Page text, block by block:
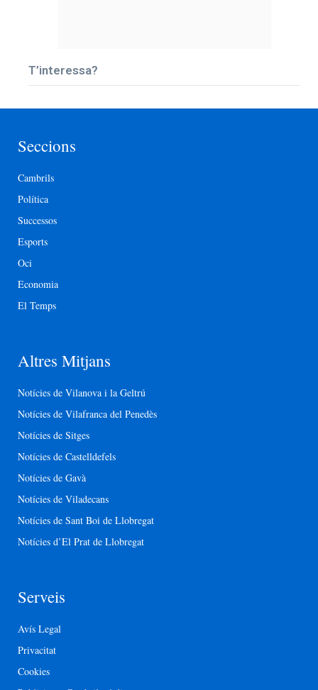
T’interessa?
Seccions
Cambrils
Política
Successos
Esports
Oci
Economia
El Temps
Altres Mitjans
Notícies de Vilanova i la Geltrú
Notícies de Vilafranca del Penedès
Notícies de Sitges
Notícies de Castelldefels
Notícies de Gavà
Notícies de Viladecans
Notícies de Sant Boi de Llobregat
Notícies d’El Prat de Llobregat
Serveis
Avís Legal
Privacitat
Cookies